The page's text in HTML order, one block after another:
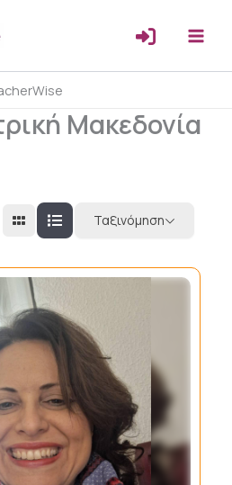
Μακεδονία
Ταξινόμηση